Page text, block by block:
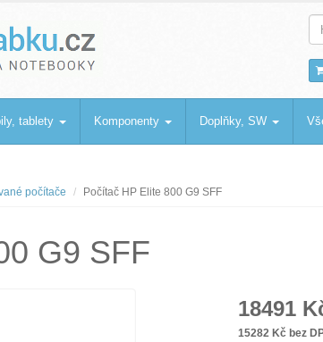
tablety Komponenty Doplňky, SW
počítače Počítač HP Elite 800 G9 SFF
G9 SFF
18491
15282 Kč bez